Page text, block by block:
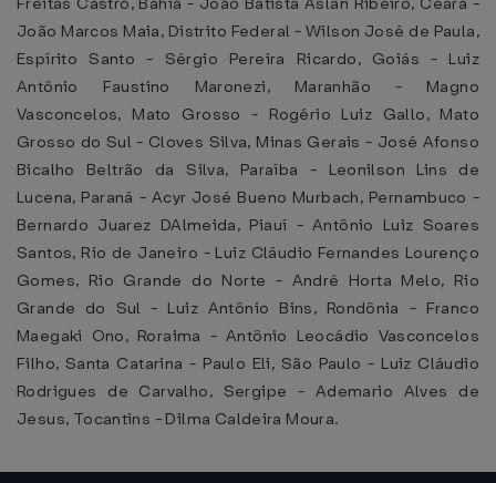
João Marcos Maia, Distrito Federal - Wilson José de Paula,
Espírito Santo - Sérgio Pereira Ricardo, Goiás - Luiz
Antônio Faustino Maronezi, Maranhão - Magno
Vasconcelos, Mato Grosso - Rogério Luiz Gallo, Mato
Grosso do Sul - Cloves Silva, Minas Gerais - José Afonso
Bicalho Beltrão da Silva, Paraíba - Leonilson Lins de
Lucena, Paraná - Acyr José Bueno Murbach, Pernambuco -
Bernardo Juarez DAlmeida, Piauí - Antônio Luiz Soares
Santos, Rio de Janeiro - Luiz Cláudio Fernandes Lourenço
Gomes, Rio Grande do Norte - André Horta Melo, Rio
Grande do Sul - Luiz Antônio Bins, Rondônia - Franco
Maegaki Ono, Roraima - Antônio Leocádio Vasconcelos
Filho, Santa Catarina - Paulo Eli, São Paulo - Luiz Cláudio
Rodrigues de Carvalho, Sergipe - Ademario Alves de
Jesus, Tocantins - Dilma Caldeira Moura.